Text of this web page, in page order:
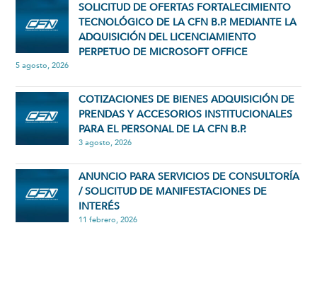
SOLICITUD DE OFERTAS FORTALECIMIENTO
TECNOLÓGICO DE LA CFN B.P. MEDIANTE LA
ADQUISICIÓN DEL LICENCIAMIENTO
PERPETUO DE MICROSOFT OFFICE
5 agosto, 2026
COTIZACIONES DE BIENES ADQUISICIÓN DE
PRENDAS Y ACCESORIOS INSTITUCIONALES
PARA EL PERSONAL DE LA CFN B.P.
3 agosto, 2026
ANUNCIO PARA SERVICIOS DE CONSULTORÍA
/ SOLICITUD DE MANIFESTACIONES DE
INTERÉS
11 febrero, 2026